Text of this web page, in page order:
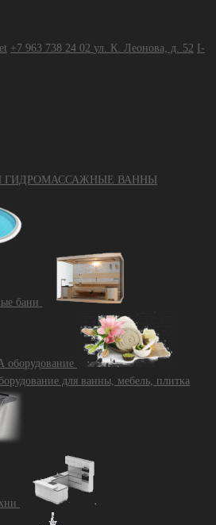
+7 963 738 24 02 ул. К. Леонова, д. 52 I-
ГИДРОМАССАЖНЫЕ ВАННЫ
бани
оборудование
для ванны, мебель, плитка